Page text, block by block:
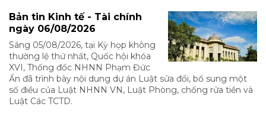
Bản tin Kinh tế - Tài chính
ngày 06/08/2026
Sáng 05/08/2026, tại Kỳ họp không
thường lệ thứ nhất, Quốc hội khóa
XVI, Thống đốc NHNN Phạm Đức
Ấn đã trình bày nội dung dự án Luật sửa đổi, bổ sung một
số điều của Luật NHNN VN, Luật Phòng, chống rửa tiền và
Luật Các TCTD.